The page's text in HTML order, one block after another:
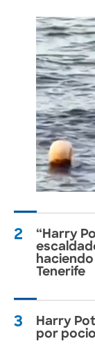
2
“Harry
Tenerife
3
Harry
por